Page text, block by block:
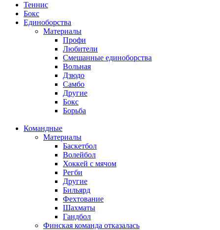
Теннис
Бокс
Единоборства
Материалы
Профи
Любители
Смешанные единоборства
Вольная
Дзюдо
Самбо
Другие
Бокс
Борьба
Командные
Материалы
Баскетбол
Волейбол
Хоккей с мячом
Регби
Другие
Бильярд
Фехтование
Шахматы
Гандбол
Финская команда отказалась